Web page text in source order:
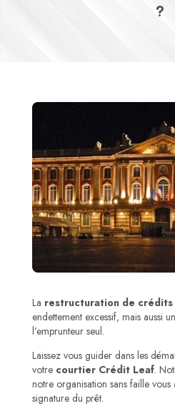
?
La restructuration de crédits
endettement excessif, mais aussi
l’emprunteur seul.
Laissez vous guider dans les
votre courtier Crédit Leaf.
notre organisation sans faille vous
signature du prêt.